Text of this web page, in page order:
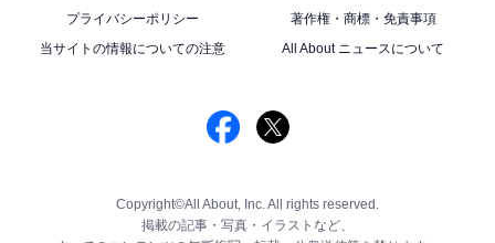
プライバシーポリシー
著作権・商標・免責事項
当サイトの情報についての注意
All About ニュースについて
Copyright©All About, Inc. All rights reserved.
掲載の記事・写真・イラストなど、